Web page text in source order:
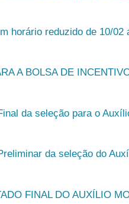
horário reduzido de 10/
A BOLSA DE
da seleção para o
da seleção do
FINAL DO AUXÍLIO